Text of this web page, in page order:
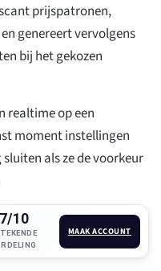
prijspatronen,
genereert vervolgens
bij het gekozen
realtime op een
moment instellingen
als ze de voorkeur
10
MAAK ACCOUNT